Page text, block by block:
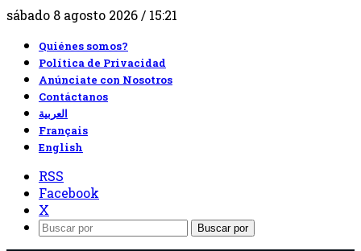
sábado 8 agosto 2026 / 15:21
Quiénes somos?
Política de Privacidad
Anúnciate con Nosotros
Contáctanos
العربية
Français
English
RSS
Facebook
X
Buscar por